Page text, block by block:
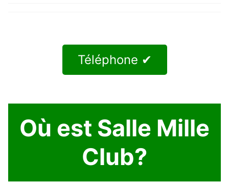
Téléphone ✔
Où est Salle Mille
Club?